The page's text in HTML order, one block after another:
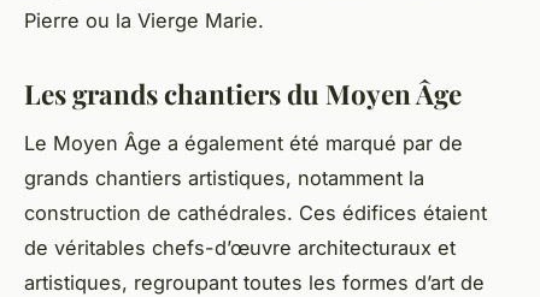
Pierre ou la Vierge Marie.
Les grands chantiers du Moyen Âge
Le Moyen Âge a également été marqué par de
grands chantiers artistiques, notamment la
construction de cathédrales. Ces édifices étaient
de véritables chefs-d’œuvre architecturaux et
artistiques, regroupant toutes les formes d’art de